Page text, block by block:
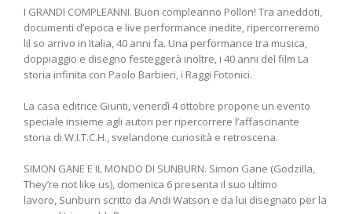
I GRANDI COMPLEANNI. Buon compleanno Pollon! Tra aneddoti,
documenti d’epoca e live performance inedite, ripercorreremo
lil so arrivo in Italia, 40 anni fa. Una performance tra musica,
doppiaggio e disegno festeggerà inoltre, i 40 anni del film La
storia infinita con Paolo Barbieri, i Raggi Fotonici.
La casa editrice Giunti, venerdì 4 ottobre propone un evento
speciale insieme agli autori per ripercorrere l’affascinante
storia di W.I.T.C.H., svelandone curiosità e retroscena.
SIMON GANE E IL MONDO DI SUNBURN. Simon Gane (Godzilla,
They’re not like us), domenica 6 presenta il suo ultimo
lavoro, Sunburn scritto da Andi Watson e da lui disegnato per la